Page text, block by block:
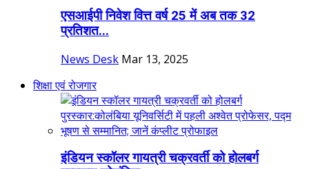
एसआईपी निवेश वित्त वर्ष 25 में अब तक 32
प्रतिशत...
News Desk Mar 13, 2025
शिक्षा एवं रोजगार
इंडियन स्कॉलर गायत्री चक्रवर्ती को होलबर्ग